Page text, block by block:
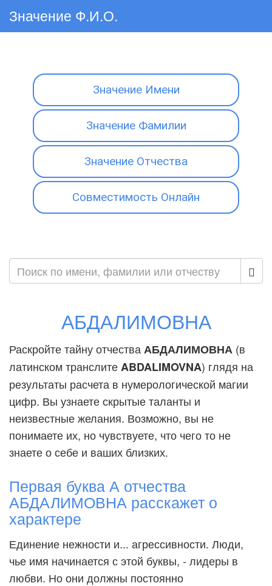
Значение Ф.И.О.
Значение Имени
Значение Фамилии
Значение Отчества
Совместимость Онлайн
АБДАЛИМОВНА
Раскройте тайну отчества АБДАЛИМОВНА (в
латинском транслитеABDALIMOVNA) глядя на
результаты расчета в нумерологической магии
цифр. Вы узнаете скрытые таланты и
неизвестные желания. Возможно, вы не
понимаете их, но чувствуете, что чего то не
знаете о себе и ваших близких.
Первая буква А отчества
АБДАЛИМОВНА расскажет о
характере
Единение нежности и... агрессивности. Люди,
чье имя начинается с этой буквы, - лидеры в
любви. Но они должны постоянно